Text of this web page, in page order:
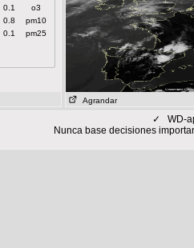
0.1
o3
0.8
pm10
0.1
pm25
Agrandar
✓
WD-
Nunca base decisiones